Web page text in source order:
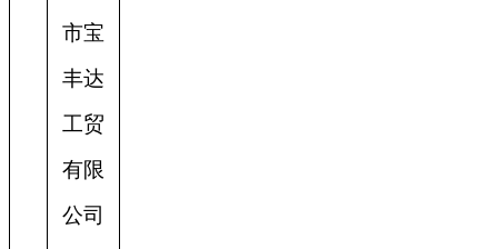
市宝
丰达
工贸
有限
公司